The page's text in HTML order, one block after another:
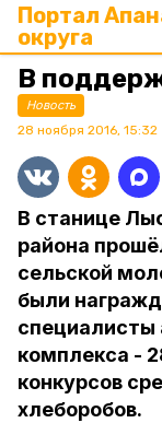
Портал
округа
В
Новость
28 ноября 2016, 15:32
В станице
района
сельской
были
специалисты
комплекса -
конкурсов
хлеборобов.